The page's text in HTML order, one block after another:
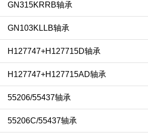
GN315KRRB轴承
GN103KLLB轴承
H127747+H127715D轴承
H127747+H127715AD轴承
55206/55437轴承
55206C/55437轴承